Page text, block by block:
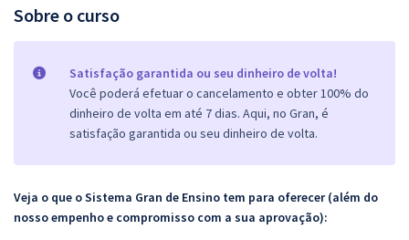
Sobre o curso
Satisfação garantida ou seu dinheiro de volta!
Você poderá efetuar o cancelamento e obter 100% do
dinheiro de volta em até 7 dias. Aqui, no Gran, é
satisfação garantida ou seu dinheiro de volta.
Veja o que o Sistema Gran de Ensino tem para oferecer (além do
nosso empenho e compromisso com a sua aprovação):